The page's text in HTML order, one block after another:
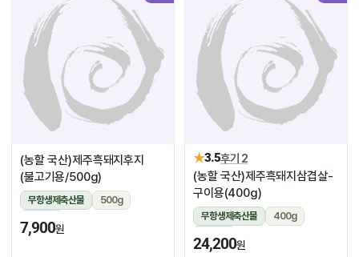
(농할 국산)제주흑돼지후지
(불고기용/500g)
무항생제축산물
500g
냉장
7,900원
★3.5후기 2
(농할 국산)제주흑돼지삼겹살-
구이용(400g)
무항생제축산물
400g
냉장
24,200원